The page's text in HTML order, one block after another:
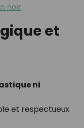
noir
et
ni
et respectueux